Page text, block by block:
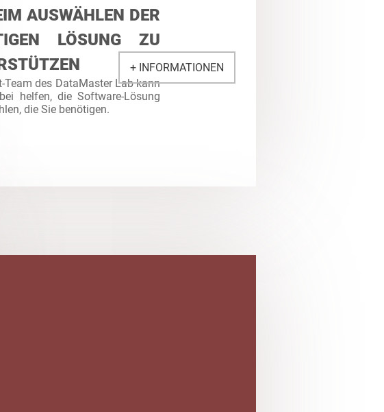
AUSWÄHLEN DER
LÖSUNG ZU
Team des DataMaster Lab kann
helfen, die Software-Lösung
die Sie benötigen.
+ INFORMATIONEN